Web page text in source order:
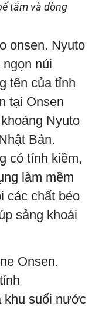
tắm và dòng
onsen. Nyuto
núi
tên của tỉnh
tại Onsen
Nyuto
Bản.
có tính kiềm,
làm mềm
các chất béo
sảng khoái
Onsen.
khu suối nước